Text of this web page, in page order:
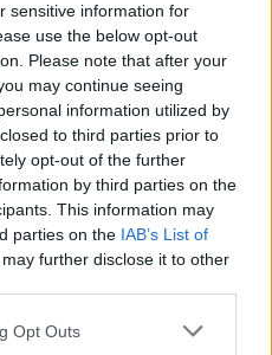
sensitive information for
use the below opt-out
Please note that after your
may continue seeing
information utilized by
to third parties prior to
opt-out of the further
by third parties on the
This information may
parties on the IAB’s List of
further disclose it to other
Opt Outs